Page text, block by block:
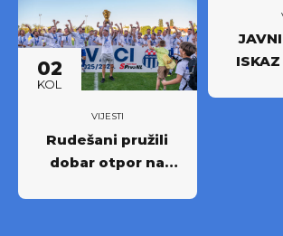
02
KOL
VIJESTI
Rudešani pružili
dobar otpor na